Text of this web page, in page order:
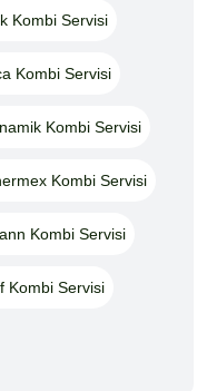
Kombi Servisi
Kombi Servisi
Kombi Servisi
Kombi Servisi
Kombi Servisi
Kombi Servisi